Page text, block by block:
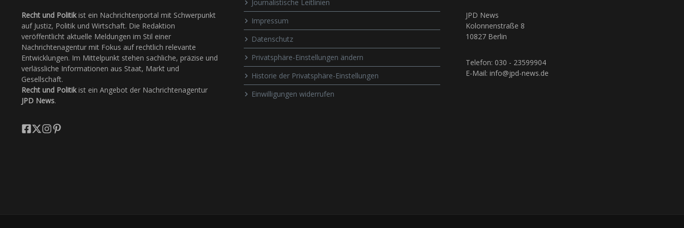
Recht und Politikist ein Nachrichtenportal mit Schwerpunkt
auf Justiz, Politik und Wirtschaft. Die Redaktion
veröffentlicht aktuelle Meldungen im Stil einer
Nachrichtenagentur mit Fokus auf rechtlich relevante
Entwicklungen. Im Mittelpunkt stehen sachliche, präzise und
verlässliche Informationen aus Staat, Markt und
Gesellschaft.
Recht und Politikist ein Angebot der Nachrichtenagentur
JPD News.
Journalistische Leitlinien
Impressum
Datenschutz
Privatsphäre-Einstellungen ändern
Historie der Privatsphäre-Einstellungen
Einwilligungen widerrufen
JPD News
Kolonnenstraße 8
10827 Berlin
Telefon: 030 - 23599904
E-Mail: info@jpd-news.de